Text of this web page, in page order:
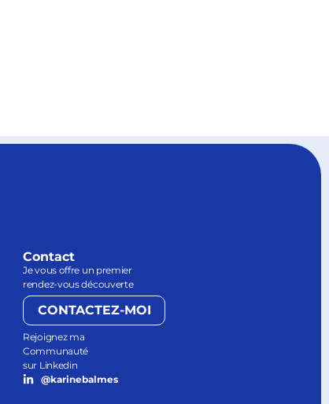
Contact
Je vous offre un premier
rendez-vous découverte
CONTACTEZ-MOI
Rejoignez ma
Communauté
sur Linkedin
@karinebalmes